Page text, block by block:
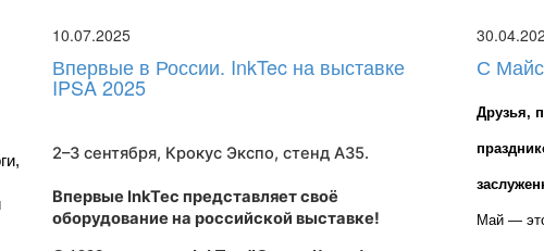
10.07.2025
Впервые в России. InkTec на выставке
IPSA 2025
2–3 сентября, Крокус Экспо, стенд A35.
Впервые InkTec представляет своё
оборудование на российской выставке!
С
Друзья,
Май —